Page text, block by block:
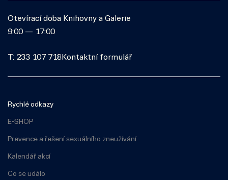
Otevírací doba Knihovny a Galerie
9:00 — 17:00
T: 233 107 718 Kontaktní formulář
Rychlé odkazy
E-SHOP
Prevence a řešení sexuálního zneužívání
Kalendář akcí
Co se událo